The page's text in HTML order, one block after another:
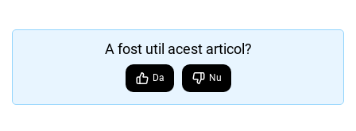
A fost util acest articol?
Da Nu